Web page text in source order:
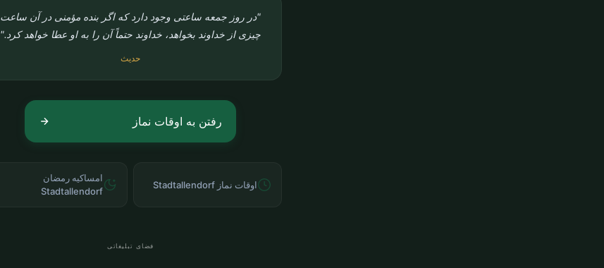
"در روز جمعه ساعتی وجود دارد که اگر بنده مؤمنی در آن ساعت
چیزی از خداوند بخواهد، خداوند حتماً آن را به او عطا خواهد کرد."
حدیث
رفتن به اوقات نماز
اوقات نماز Stadtallendorf
امساکیه رمضان
Stadtallendorf
فضای تبلیغاتی